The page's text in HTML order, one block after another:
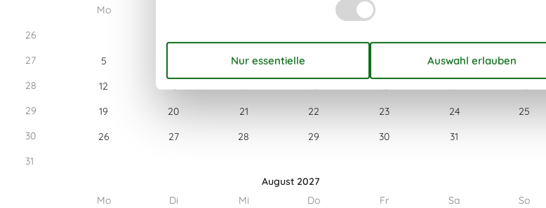
Mo
26
27
5 7 10
28
12 13 15 16 17
18
29
19 20 21 22 23 24
25
30
26 27 28 29 30
31
31
August 2027
Mo
Di Mi Do Fr Sa
So